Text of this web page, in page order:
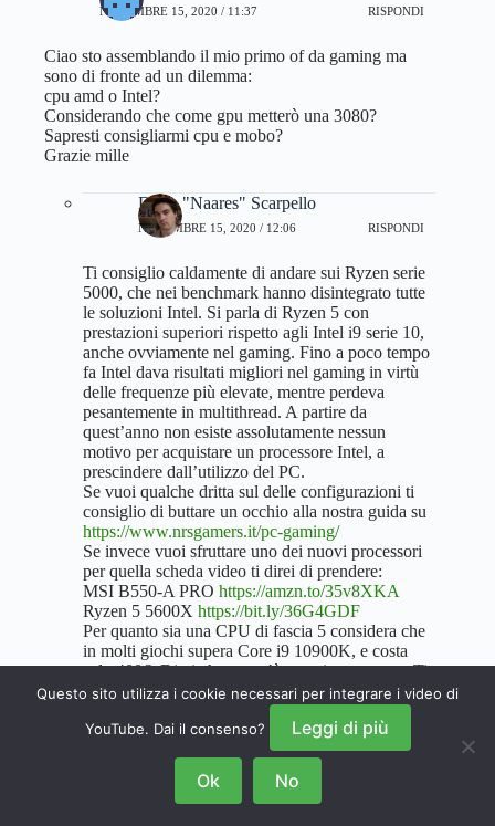
NOVEMBRE 15, 2020 / 11:37 RISPONDI
Ciao sto assemblando il mio primo of da gaming ma
sono di fronte ad un dilemma:
cpu amd o Intel?
Considerando che come gpu metterò una 3080?
Sapresti consigliarmi cpu e mobo?
Grazie mille
Dario "Naares" Scarpello
NOVEMBRE 15, 2020 / 12:06 RISPONDI
Ti consiglio caldamente di andare sui Ryzen serie
5000, che nei benchmark hanno disintegrato tutte
le soluzioni Intel. Si parla di Ryzen 5 con
prestazioni superiori rispetto agli Intel i9 serie 10,
anche ovviamente nel gaming. Fino a poco tempo
fa Intel dava risultati migliori nel gaming in virtù
delle frequenze più elevate, mentre perdeva
pesantemente in multithread. A partire da
quest’anno non esiste assolutamente nessun
motivo per acquistare un processore Intel, a
prescindere dall’utilizzo del PC.
Se vuoi qualche dritta sul delle configurazioni ti
consiglio di buttare un occhio alla nostra guida su
https://www.nrsgamers.it/pc-gaming/
Se invece vuoi sfruttare uno dei nuovi processori
per quella scheda video ti direi di prendere:
MSI B550-A PRO https://amzn.to/35v8XKA
Ryzen 5 5600X https://bit.ly/36G4GDF
Per quanto sia una CPU di fascia 5 considera che
in molti giochi supera Core i9 10900K, e costa
solo 400€. Direi che non c’è proprio paragone. Ti
invito anche a tenere presente che con le nuove
schede video AMD serie 6000 ottieni un
incremento prestazionale tra il 5 e il 13% con tutti i
videogame, per il lavoro in parallelo con la CPU.
Quest’anno AMD ha fatto un lavoro straordinario.
Questo sito utilizza i cookie necessari per integrare i video di
YouTube. Dai il consenso?
Leggi di più
Ok No